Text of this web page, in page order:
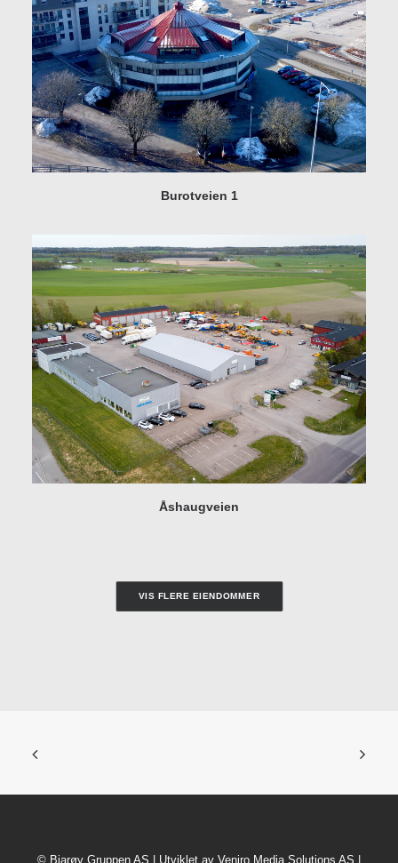
Burotveien 1
Åshaugveien
VIS FLERE EIENDOMMER
© Bjarøy Gruppen AS | Utviklet av Veniro Media Solutions AS